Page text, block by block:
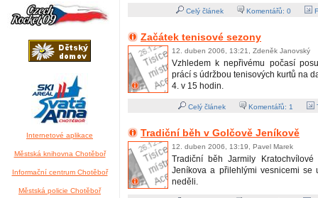
Internetové aplikace
Městská knihovna Chotěboř
Informační centrum Chotěboř
Městská policie Chotěboř
Celý článek Komentářů: 0
Začátek tenisové sezony
12. duben 2006, 13:21, Zdeněk Janovský
Vzhledem k nepřivému počasí
prácí s údržbou tenisových kurtů na
4. v 15 hodin.
Celý článek Komentářů: 1
Tradiční běh v Golčově Jeníkově
12. duben 2006, 13:19, Pavel Marek
Tradiční běh Jarmily Kratochvílové
Jeníkova a přilehlými vesnicemi se
neděli.